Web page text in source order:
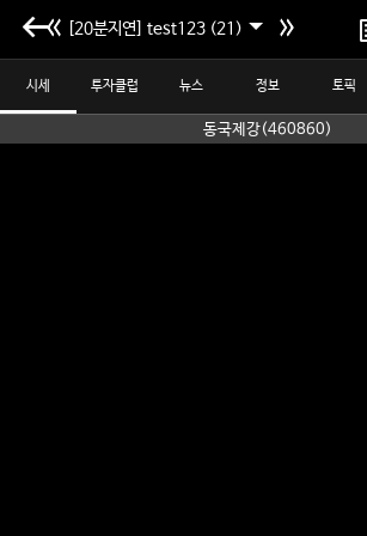
[20분지연] test123 (21)
시세 투자클럽 뉴스 정보 토픽
동국제강(460860)